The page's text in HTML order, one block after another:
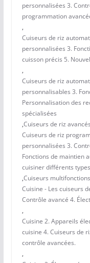
personnalisées 3.
programmation
,
Cuiseurs de riz
personnalisées 3.
cuisson précis 5.
,
Cuiseurs de riz
personnalisables 3.
Personnalisation des
spécialisées
,Cuiseurs de riz
Cuiseurs de riz
personnalisées 3.
Fonctions de maintien
cuisiner différents
,Cuiseurs multifonctions
Cuisine - Les cuiseurs
Contrôle avancé 4.
,
Cuisine 2. Appareils
cuisine 4. Cuiseurs de
contrôle avancées.
,